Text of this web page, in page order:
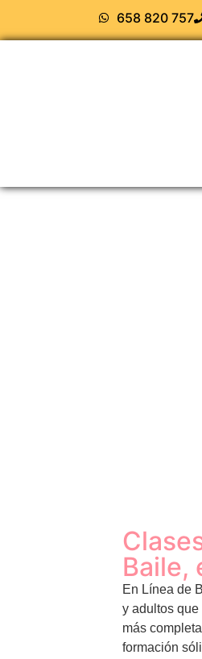
658 820 757
Baile,
En Línea de
y adultos
más
formación